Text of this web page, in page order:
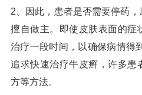
2、因此，患者是否需要停药
擅自做主。即使皮肤表面的症
治疗一段时间，以确保病情得
追求快速治疗牛皮癣，许多患
方等方法。